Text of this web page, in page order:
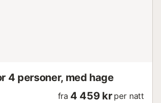
4 personer, med hage
fra 4 459 kr per natt